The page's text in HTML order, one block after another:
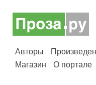
Авторы
Магазин
О портале